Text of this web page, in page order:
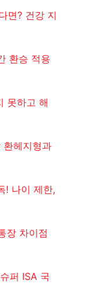
면? 건강 지
환승 적용
못하고 해
환헤지형과
! 나이 제한,
장 차이점
퍼 ISA 국